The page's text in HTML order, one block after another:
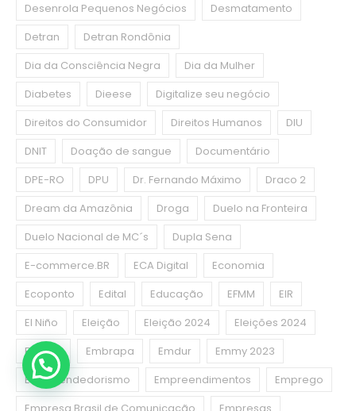
Desenrola Pequenos Negócios
Desmatamento
Detran
Detran Rondônia
Dia da Consciência Negra
Dia da Mulher
Diabetes
Dieese
Digitalize seu negócio
Direitos do Consumidor
Direitos Humanos
DIU
DNIT
Doação de sangue
Documentário
DPE-RO
DPU Dr. Fernando Máximo
Draco 2
Dream da Amazônia
Droga
Duelo na Fronteira
Duelo Nacional de MC´s
Dupla Sena
E-commerce.BR
ECA Digital
Economia
Ecoponto
Edital Educação EFMM
EIR
El Niño
Eleição Eleição 2024
Eleições 2024
Emater
Embrapa Emdur
Emmy 2023
Empreendedorismo
Empreendimentos
Emprego